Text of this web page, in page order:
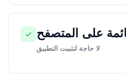
على المتصفح
لا حاجة لتثبيت التطبيق